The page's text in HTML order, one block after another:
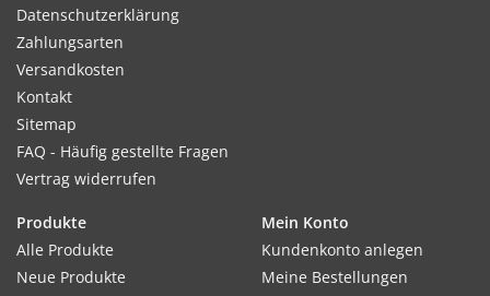
Standort:
Bevorzugt stark durchlässige, sandige Lehmböden.
Windgeschützt und vor allem im Winter an sonnige Stellen
säen. Starke Stickstoffdüngung vermeiden.
Ernte / Blüte:
Ernte ca. 6–8 Wochen nach der Aussaat, je nach Temperatur.
Datenschutzerklärung
Zahlungsarten
Versandkosten
Kontakt
Sitemap
FAQ - Häufig gestellte Fragen
Vertrag widerrufen
Produkte
Alle Produkte
Neue Produkte
Mein Konto
Kundenkonto anlegen
Meine Bestellungen